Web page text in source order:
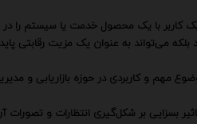
می‌تواند به عنوان یک مزیت رقابتی
مهم و کاربردی در حوزه بازاریابی و
بسزایی بر شکل‌گیری انتظارات و تصورات